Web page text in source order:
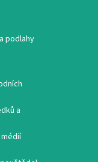
podlahy
a